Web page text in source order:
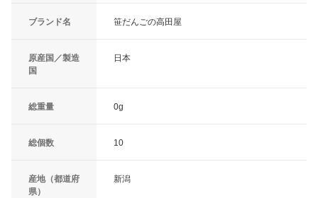
ブランド名 笹だんごの高田屋
原産国／製造
国
日本
総重量 0g
総個数 10
産地（都道府
県）
新潟